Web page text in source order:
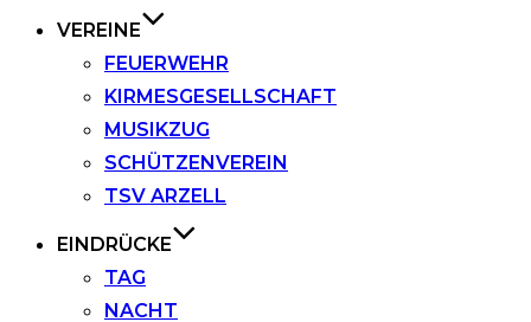
VEREINE
FEUERWEHR
KIRMESGESELLSCHAFT
MUSIKZUG
SCHÜTZENVEREIN
TSV ARZELL
EINDRÜCKE
TAG
NACHT